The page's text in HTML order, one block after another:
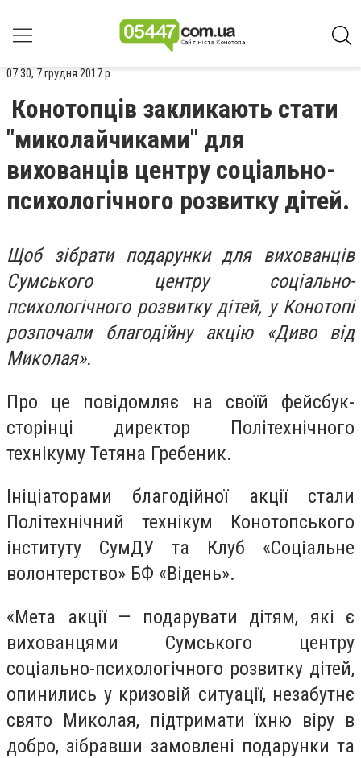
07:30, 7 грудня 2017 р.
Конотопців закликають стати
"миколайчиками" для
вихованців центру соціально-
психологічного розвитку дітей.
Щоб зібрати подарунки для вихованців
Сумського центру соціально-
психологічного розвитку дітей, у Конотопі
розпочали благодійну акцію «Диво від
Миколая».
Про це повідомляє на своїй фейсбук-
сторінці директор Політехнічного
технікуму Тетяна Гребеник.
Ініціаторами благодійної акції стали
Політехнічний технікум Конотопського
інституту СумДУ та Клуб «Соціальне
волонтерство» БФ «Відень».
«Мета акції — подарувати дітям, які є
вихованцями Сумського центру
соціально-психологічного розвитку дітей,
опинились у кризовій ситуації, незабутнє
свято Миколая, підтримати їхню віру в
добро, зібравши замовлені подарунки та